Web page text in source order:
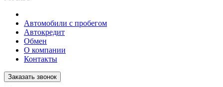
Автомобили с пробегом
Автокредит
Обмен
О компании
Контакты
Заказать звонок